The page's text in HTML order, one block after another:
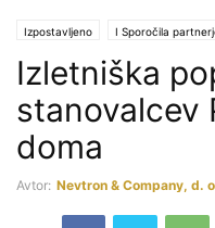
Izpostavljeno Ι Sporočila
Izletniška
stanovalcev
doma
Avtor: Nevtron & Company, d.